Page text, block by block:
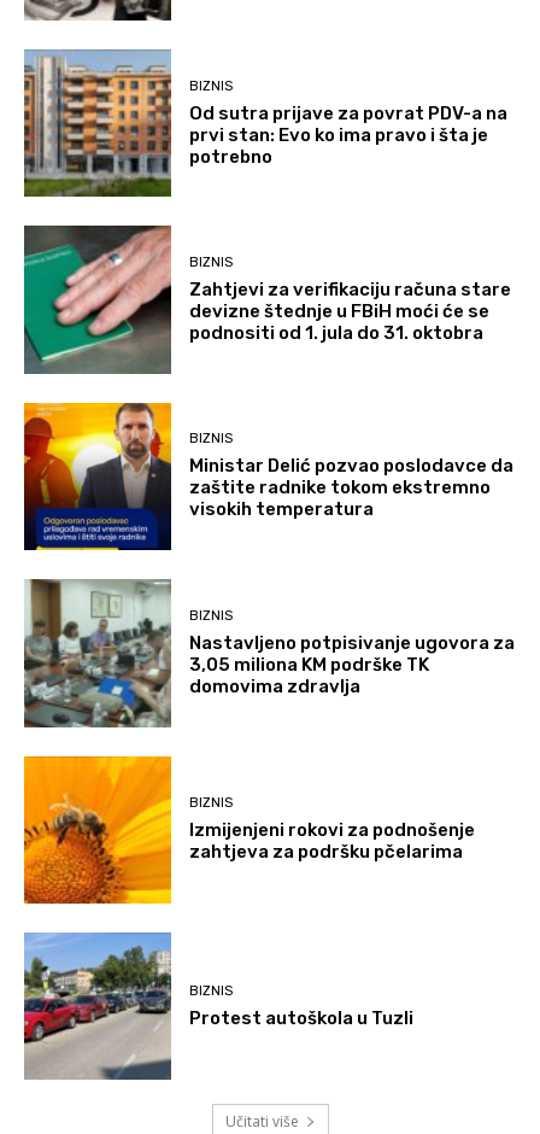
BIZNIS
Od sutra prijave za povrat PDV-a na
prvi stan: Evo ko ima pravo i šta je
potrebno
BIZNIS
Zahtjevi za verifikaciju računa stare
devizne štednje u FBiH moći će se
podnositi od 1. jula do 31. oktobra
BIZNIS
Ministar Delić pozvao poslodavce da
zaštite radnike tokom ekstremno
visokih temperatura
BIZNIS
Nastavljeno potpisivanje ugovora za
3,05 miliona KM podrške TK
domovima zdravlja
BIZNIS
Izmijenjeni rokovi za podnošenje
zahtjeva za podršku pčelarima
BIZNIS
Protest autoškola u Tuzli
Učitati više